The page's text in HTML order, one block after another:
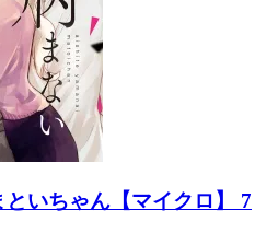
いちゃん【マイクロ】 7